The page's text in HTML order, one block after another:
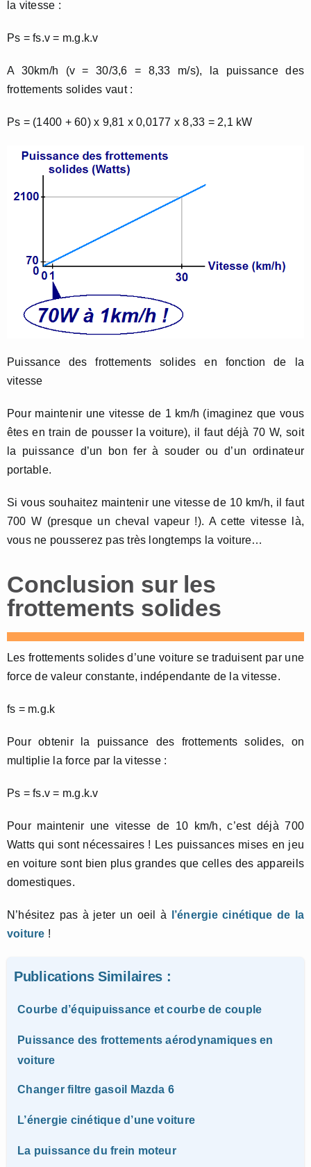
la vitesse :
Ps = fs.v = m.g.k.v
A 30km/h (v = 30/3,6 = 8,33 m/s), la puissance des
frottements solides vaut :
Ps = (1400 + 60) x 9,81 x 0,0177 x 8,33 = 2,1 kW
Puissance des frottements solides en fonction de la
vitesse
Pour maintenir une vitesse de 1 km/h (imaginez que vous
êtes en train de pousser la voiture), il faut déjà 70 W, soit
la puissance d’un bon fer à souder ou d’un ordinateur
portable.
Si vous souhaitez maintenir une vitesse de 10 km/h, il faut
700 W (presque un cheval vapeur !). A cette vitesse là,
vous ne pousserez pas très longtemps la voiture…
Conclusion sur les
frottements solides
Les frottements solides d’une voiture se traduisent par une
force de valeur constante, indépendante de la vitesse.
fs = m.g.k
Pour obtenir la puissance des frottements solides, on
multiplie la force par la vitesse :
Ps = fs.v = m.g.k.v
Pour maintenir une vitesse de 10 km/h, c’est déjà 700
Watts qui sont nécessaires ! Les puissances mises en jeu
en voiture sont bien plus grandes que celles des appareils
domestiques.
N’hésitez pas à jeter un oeil à
l’énergie cinétique de la
voiture !
Publications Similaires :
Courbe d’équipuissance et courbe de couple
Puissance des frottements aérodynamiques en
voiture
Changer filtre gasoil Mazda 6
L’énergie cinétique d’une voiture
La puissance du frein moteur